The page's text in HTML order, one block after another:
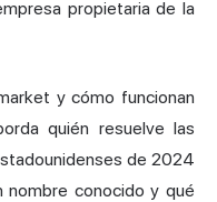
propietaria de la
y cómo funcionan
quién resuelve las
de 2024
nombre conocido y qué